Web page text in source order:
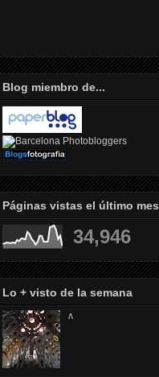
Blog miembro de...
Páginas vistas el último mes
34,946
Lo + visto de la semana
ᴧ